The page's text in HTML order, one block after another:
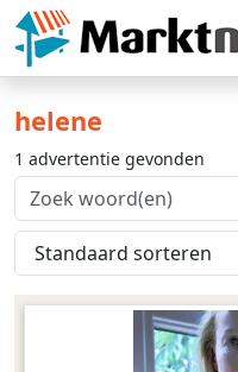
helene
1 advertentie gevonden